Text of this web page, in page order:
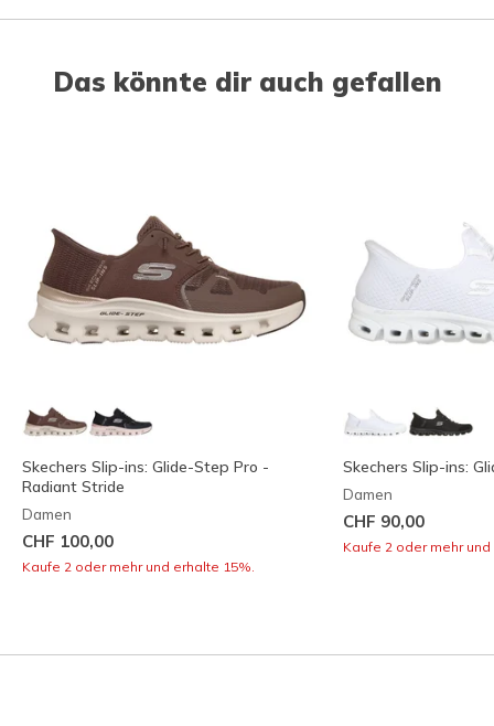
Das könnte dir auch gefallen
Skechers Slip-ins: Glide-Step Pro -
Radiant Stride
Damen
CHF 100,00
Kaufe 2 oder mehr und erhalte 15%.
Skechers Slip-ins:
Damen
CHF 90,00
Kaufe 2 oder mehr